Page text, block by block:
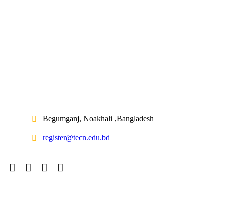
Begumganj, Noakhali ,Bangladesh
register@tecn.edu.bd